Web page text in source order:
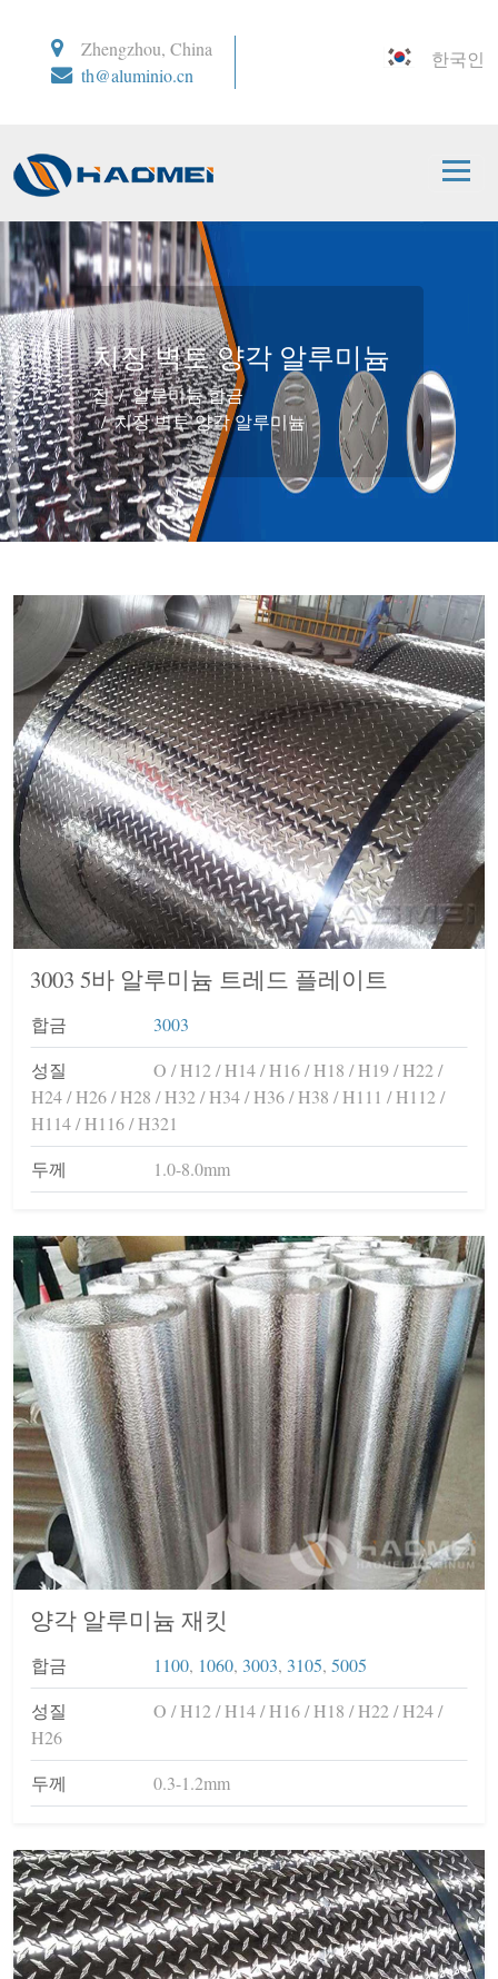
Zhengzhou, China
th@aluminio.cn
한국인
치장 벽토 양각 알루미늄
집
알루미늄 합금
치장 벽토 양각 알루미늄
3003 5바 알루미늄 트레드 플레이트
합금
3003
성질
O / H12 / H14 / H16 / H18 / H19 / H22 /
H24 / H26 / H28 / H32 / H34 / H36 / H38 / H111 / H112 /
H114 / H116 / H321
두께
1.0-8.0mm
양각 알루미늄 재킷
합금 1100, 1060, 3003, 3105, 5005
성질
O / H12 / H14 / H16 / H18 / H22 / H24 /
H26
두께
0.3-1.2mm